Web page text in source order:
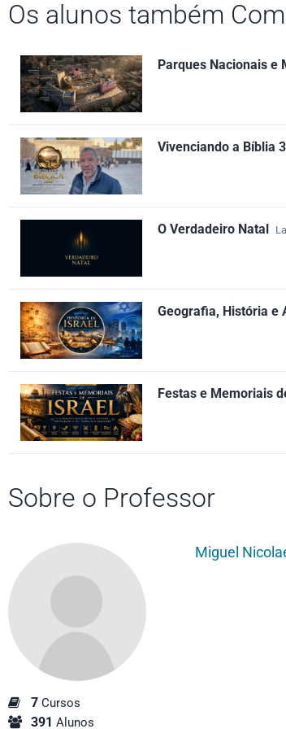
Os alunos também
Parques Nacionais e
Vivenciando a Bíblia
O Verdadeiro Natal
Geografia, História e
Festas e Memoriais
Sobre o Professor
7 Cursos
391 Alunos
Miguel